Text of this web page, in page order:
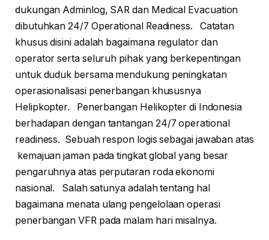
dukungan Adminlog, SAR dan Medical Evacuation
dibutuhkan 24/7 Operational Readiness. Catatan
khusus disini adalah bagaimana regulator dan
operator serta seluruh pihak yang berkepentingan
untuk duduk bersama mendukung peningkatan
operasionalisasi penerbangan khususnya
Helipkopter. Penerbangan Helikopter di Indonesia
berhadapan dengan tantangan 24/7 operational
readiness. Sebuah respon logis sebagai jawaban atas
kemajuan jaman pada tingkat global yang besar
pengaruhnya atas perputaran roda ekonomi
nasional. Salah satunya adalah tentang hal
bagaimana menata ulang pengelolaan operasi
penerbangan VFR pada malam hari misalnya.